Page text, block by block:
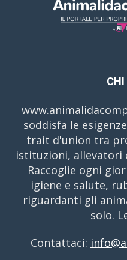
soddisfa le
trait d'union tra
istituzioni, allevatori
Raccoglie ogni
igiene e salute,
riguardanti gli
solo.
Contattaci: